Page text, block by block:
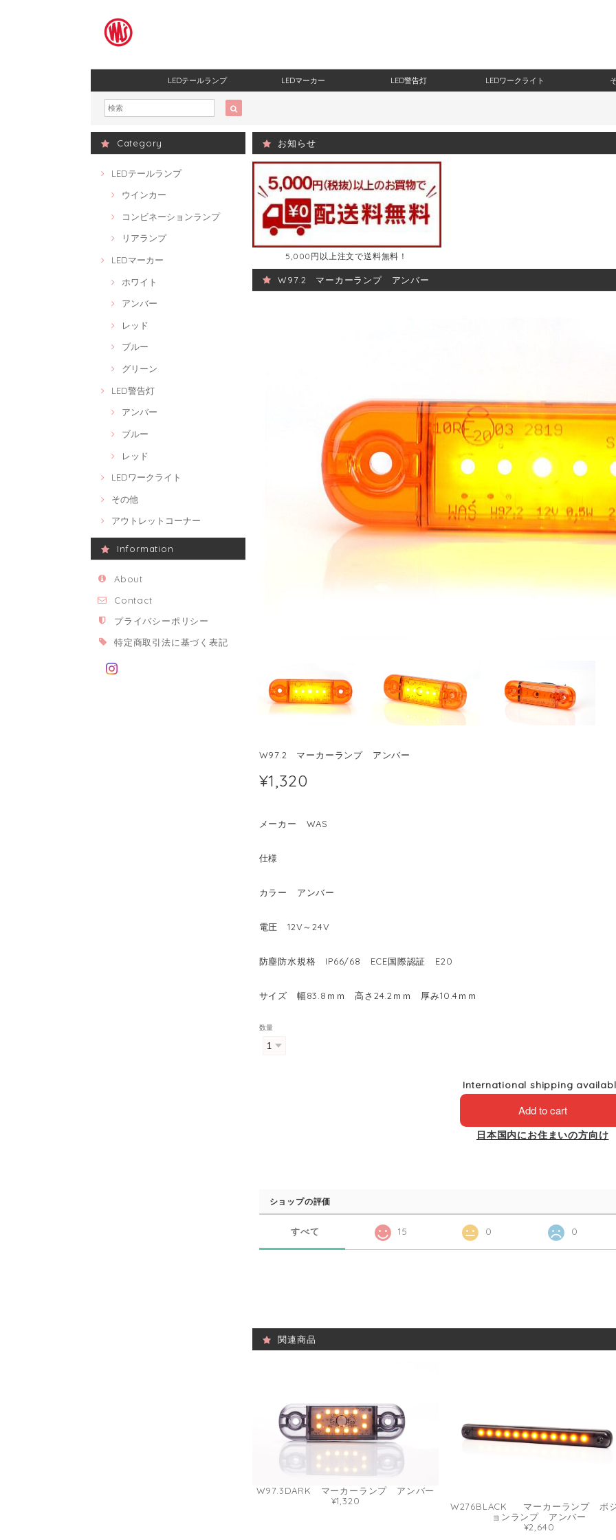
LEDテールランプ LEDマーカー LED警告灯 LEDワークライト
Category
LEDテールランプ
ウインカー
コンビネーションランプ
リアランプ
LEDマーカー
ホワイト
アンバー
レッド
ブルー
グリーン
LED警告灯
アンバー
ブルー
レッド
LEDワークライト
その他
アウトレットコーナー
Information
About
Contact
プライバシーポリシー
特定商取引法に基づく表記
お知らせ
5,000円以上注文で送料無料！
W97.2 マーカーランプ アンバー
W97.2 マーカーランプ アンバー
¥1,320
メーカー WAS
仕様
カラー アンバー
電圧 12V～24V
防塵防水規格 IP66/68 ECE国際認証 E20
サイズ 幅83.8ｍｍ 高さ24.2ｍｍ 厚み10.4ｍｍ
数量
International shipping
Add to cart
日本国内にお住まいの方向け
ショップの評価
すべて 15 0 0
関連商品
W97.3DARK マーカーランプ アンバー
¥1,320
W276BLACK マーカーランプ ポ
ョンランプ アンバー
¥2,640